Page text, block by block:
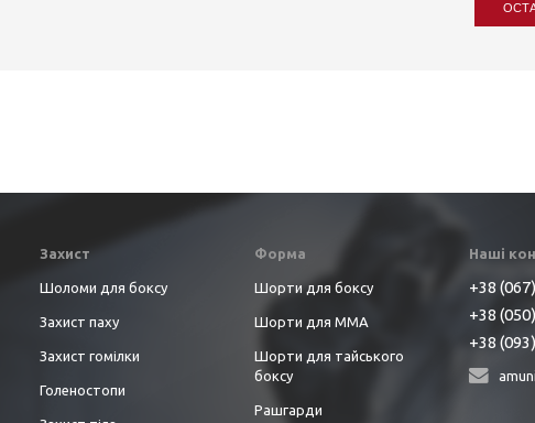
Захист
Шоломи для боксу
Захист паху
Захист гомілки
Голеностопи
Форма
Шорти для боксу
Шорти для ММА
Шорти для тайського
боксу
Рашгарди
Наші
+38
+38
+38